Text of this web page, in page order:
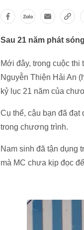
Sau 21 năm phát
Mới đây, trong cuộc
Nguyễn Thiện Hải An
kỷ lục 21 năm của
Cụ thể, cậu bạn đã đạt
trong chương trình.
Nam sinh đã tận dụng
mà MC chưa kịp đọc